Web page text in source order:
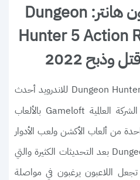
تحميل لعبة دونجيون هانتر: Dungeon
Hunter 5 Action
وذبح 2022
Dungeon للاندرويد أحدث
إصدار 2022، دائما ما تبهرنا الشركة العالمية Gameloft بالألعاب
من ألعاب الأكشن ولعب الأدوار
التعاقبية المتميزة Dungeon Hunter 5 بعد التحديثات الكثيرة والتي
تجعل اللاعبون يرغبون في مواصلة